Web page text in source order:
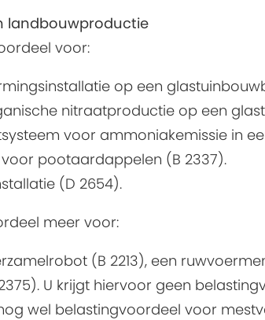
landbouwproductie
voor:
op een
nitraatproductie op een
voor ammoniakemissie in
pootaardappelen (B 2337).
(D 2654).
meer voor:
(B 2213), een
U krijgt hiervoor geen
wel belastingvoordeel voor